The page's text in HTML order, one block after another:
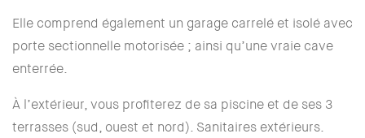
Elle comprend également un garage carrelé et isolé avec
porte sectionnelle motorisée ; ainsi qu’une vraie cave
enterrée.
À l’extérieur, vous profiterez de sa piscine et de ses 3
terrasses (sud, ouest et nord). Sanitaires extérieurs.